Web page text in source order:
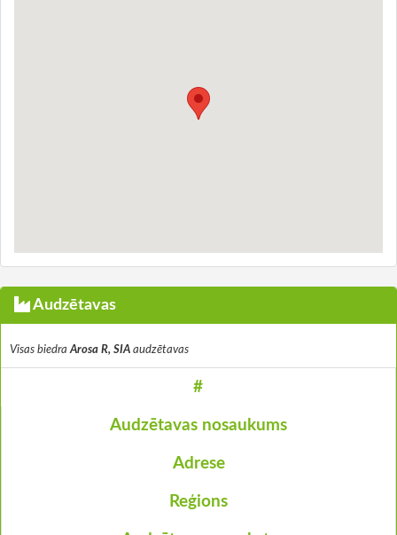
Audzētavas
Visas biedra Arosa R, SIA audzētavas
#
Audzētavas nosaukums
Adrese
Reģions